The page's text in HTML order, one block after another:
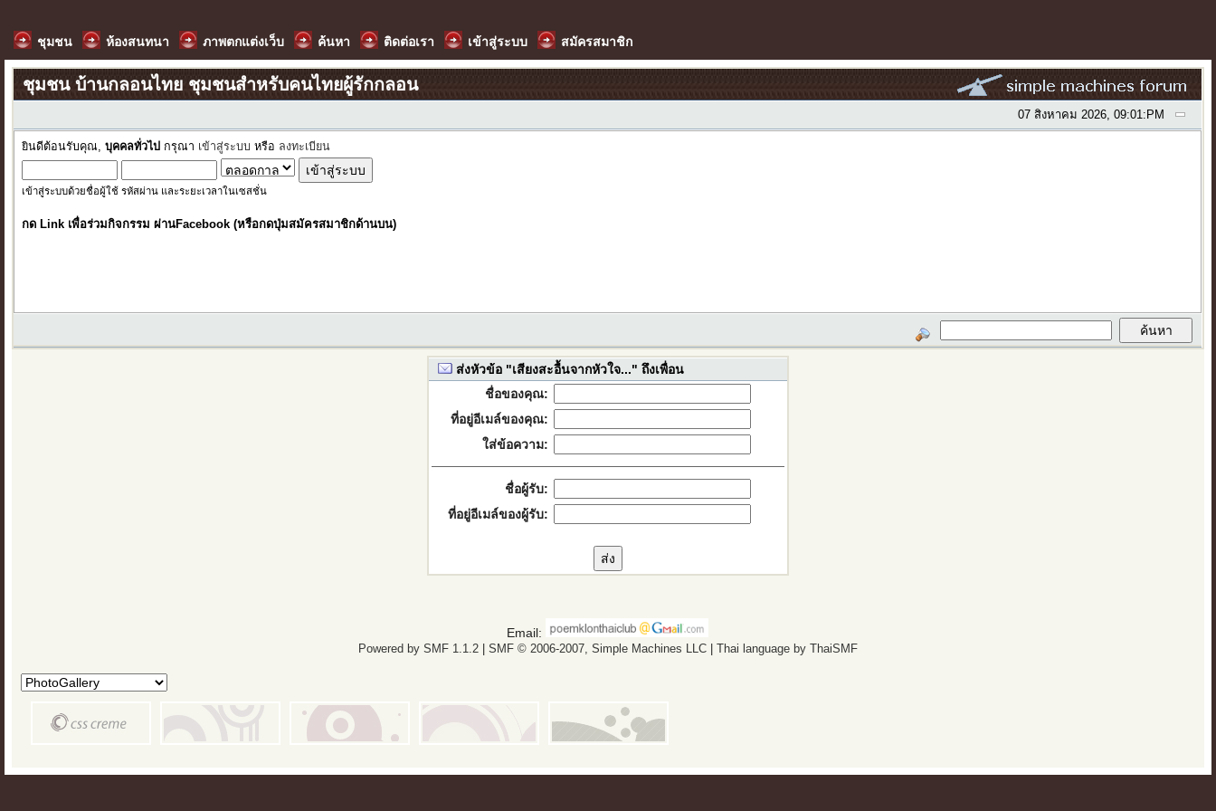
ชุมชน ห้องสนทนา ภาพตกแต่งเว็บ ค้นหา ติดต่อเรา เข้าสู่ระบบ สมัครสมาชิก
ชุมชน บ้านกลอนไทย ชุมชนสำหรับคนไทยผู้รักกลอน
07 สิงหาคม 2026, 09:01:PM
ยินดีต้อนรับคุณ,บุคคลทั่วไป กรุณา เข้าสู่ระบบ หรือ ลงทะเบียน
เข้าสู่ระบบด้วยชื่อผู้ใช้ รหัสผ่าน และระยะเวลาในเซสชั่น
กด Link เพื่อร่วมกิจกรรม ผ่านFacebook (หรือกดปุ่มสมัครสมาชิกด้านบน)
ส่งหัวข้อ "เสียงสะอื้นจากหัวใจ..." ถึงเพื่อน
ชื่อของคุณ:
ที่อยู่อีเมล์ของคุณ:
ใส่ข้อความ:
ชื่อผู้รับ:
ที่อยู่อีเมล์ของผู้รับ:
Email:
Powered by SMF 1.1.2| SMF © 2006-2007, Simple Machines LLC| Thai language by ThaiSMF